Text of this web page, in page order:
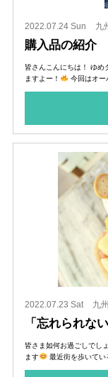
2022.07.24 Sun 九
購入品の紹介
皆さんこんにちは！ ゆめ
ますよー！
今回はオー
2022.07.23 Sat 九
「忘れられな
皆さま如何お過ごしでし
ます
最近街を歩いてい